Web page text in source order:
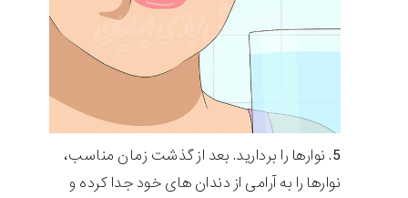
نوارها را بردارید. بعد از گذشت زمان مناسب،
نوارها را به آرامی از دندان های خود جدا کرده و